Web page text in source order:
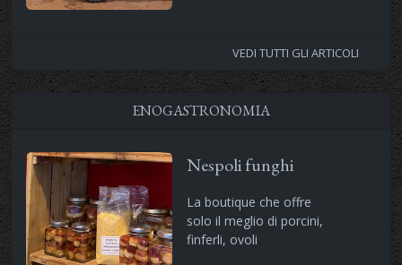
VEDI TUTTI GLI ARTICOLI
ENOGASTRONOMIA
Nespoli funghi
La boutique che offre
solo il meglio di porcini,
finferli, ovoli